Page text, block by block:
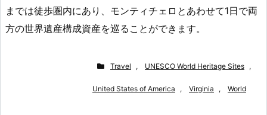
までは徒歩圏内にあり、モンティチェロとあわせて1日で両
方の世界遺産構成資産を巡ることができます。
Travel , UNESCO World Heritage Sites ,
United States of America , Virginia , World